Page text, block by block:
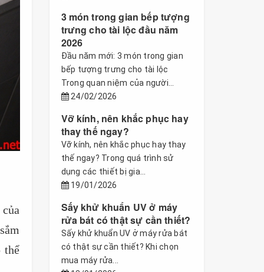
thể
3 món trong gian bếp tượng
trưng cho tài lộc đầu năm
2026
Đầu năm mới: 3 món trong gian
bếp tượng trưng cho tài lộc
Trong quan niệm của người...
24/02/2026
Vỡ kính, nên khắc phục hay
thay thế ngay?
Vỡ kính, nên khắc phục hay thay
thế ngay? Trong quá trình sử
dụng các thiết bị gia...
19/01/2026
Sấy khử khuẩn UV ở máy
rửa bát có thật sự cần thiết?
Sấy khử khuẩn UV ở máy rửa bát
có thật sự cần thiết? Khi chọn
mua máy rửa...